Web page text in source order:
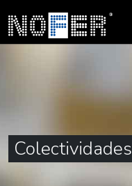
Colectividades